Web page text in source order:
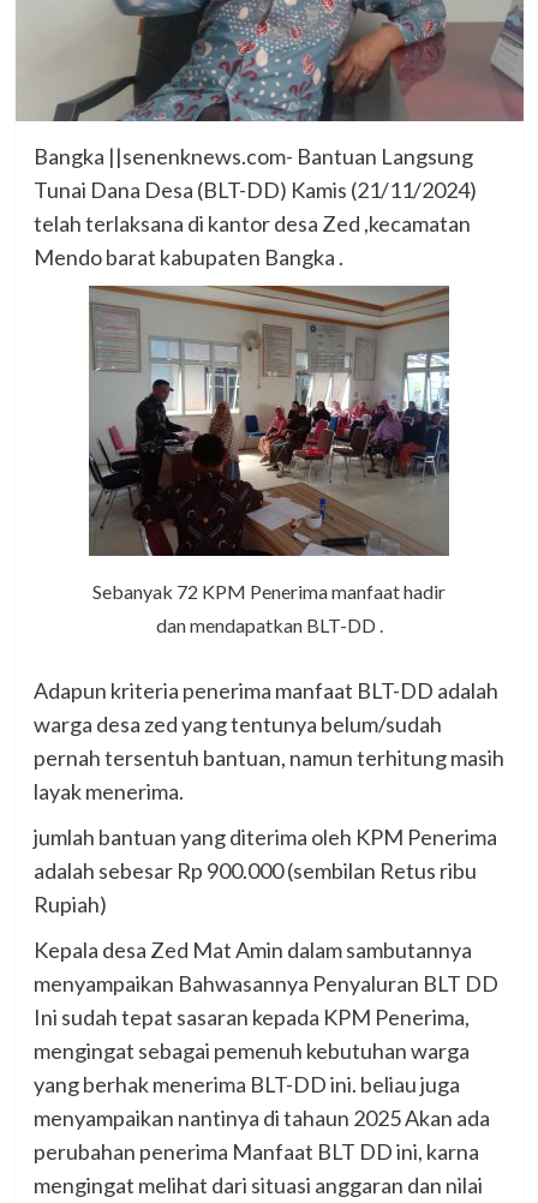
Bangka ||senenknews.com- Bantuan Langsung
Tunai Dana Desa (BLT-DD) Kamis (21/11/2024)
telah terlaksana di kantor desa Zed ,kecamatan
Mendo barat kabupaten Bangka .
Sebanyak 72 KPM Penerima manfaat hadir
dan mendapatkan BLT-DD .
Adapun kriteria penerima manfaat BLT-DD adalah
warga desa zed yang tentunya belum/sudah
pernah tersentuh bantuan, namun terhitung masih
layak menerima.
jumlah bantuan yang diterima oleh KPM Penerima
adalah sebesar Rp 900.000 (sembilan Retus ribu
Rupiah)
Kepala desa Zed Mat Amin dalam sambutannya
menyampaikan Bahwasannya Penyaluran BLT DD
Ini sudah tepat sasaran kepada KPM Penerima,
mengingat sebagai pemenuh kebutuhan warga
yang berhak menerima BLT-DD ini. beliau juga
menyampaikan nantinya di tahaun 2025 Akan ada
perubahan penerima Manfaat BLT DD ini, karna
mengingat melihat dari situasi anggaran dan nilai